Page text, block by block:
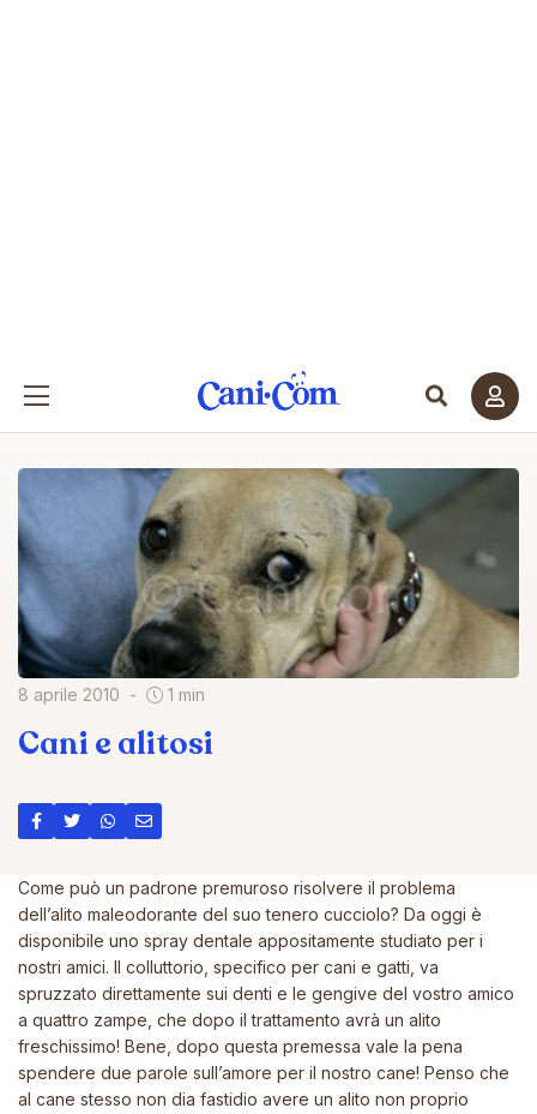
8 aprile 2010 1 min
Cani e alitosi
Come può un padrone premuroso risolvere il problema
dell’alito maleodorante del suo tenero cucciolo? Da oggi è
disponibile uno spray dentale appositamente studiato per i
nostri amici. Il colluttorio, specifico per cani e gatti, va
spruzzato direttamente sui denti e le gengive del vostro amico
a quattro zampe, che dopo il trattamento avrà un alito
freschissimo! Bene, dopo questa premessa vale la pena
spendere due parole sull’amore per il nostro cane! Penso che
al cane stesso non dia fastidio avere un alito non proprio